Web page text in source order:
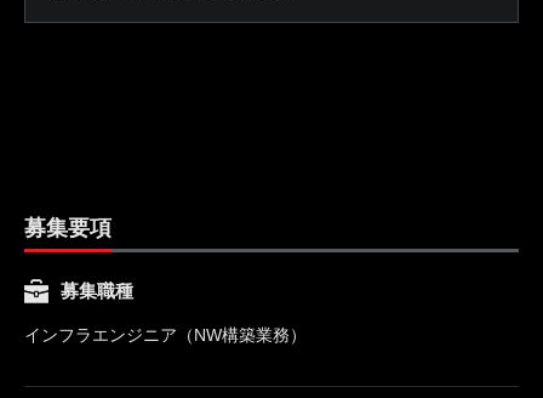
募集要項
募集職種
インフラエンジニア（NW構築業務）